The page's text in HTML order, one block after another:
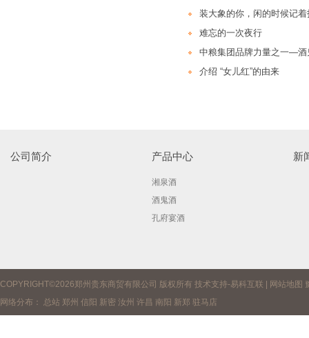
装大象的你，闲的时候记
难忘的一次夜行
中粮集团品牌力量之一—酒
介绍 “女儿红”的由来
公司简介 产品中心
湘泉酒
酒鬼酒
孔府宴酒
新
COPYRIGHT©2026郑州贵东商贸有限公司 版权所有 技术支持-易科互联 网站地图
网络分布： 总站 郑州 信阳 新密 汝州 许昌 南阳 新郑 驻马店